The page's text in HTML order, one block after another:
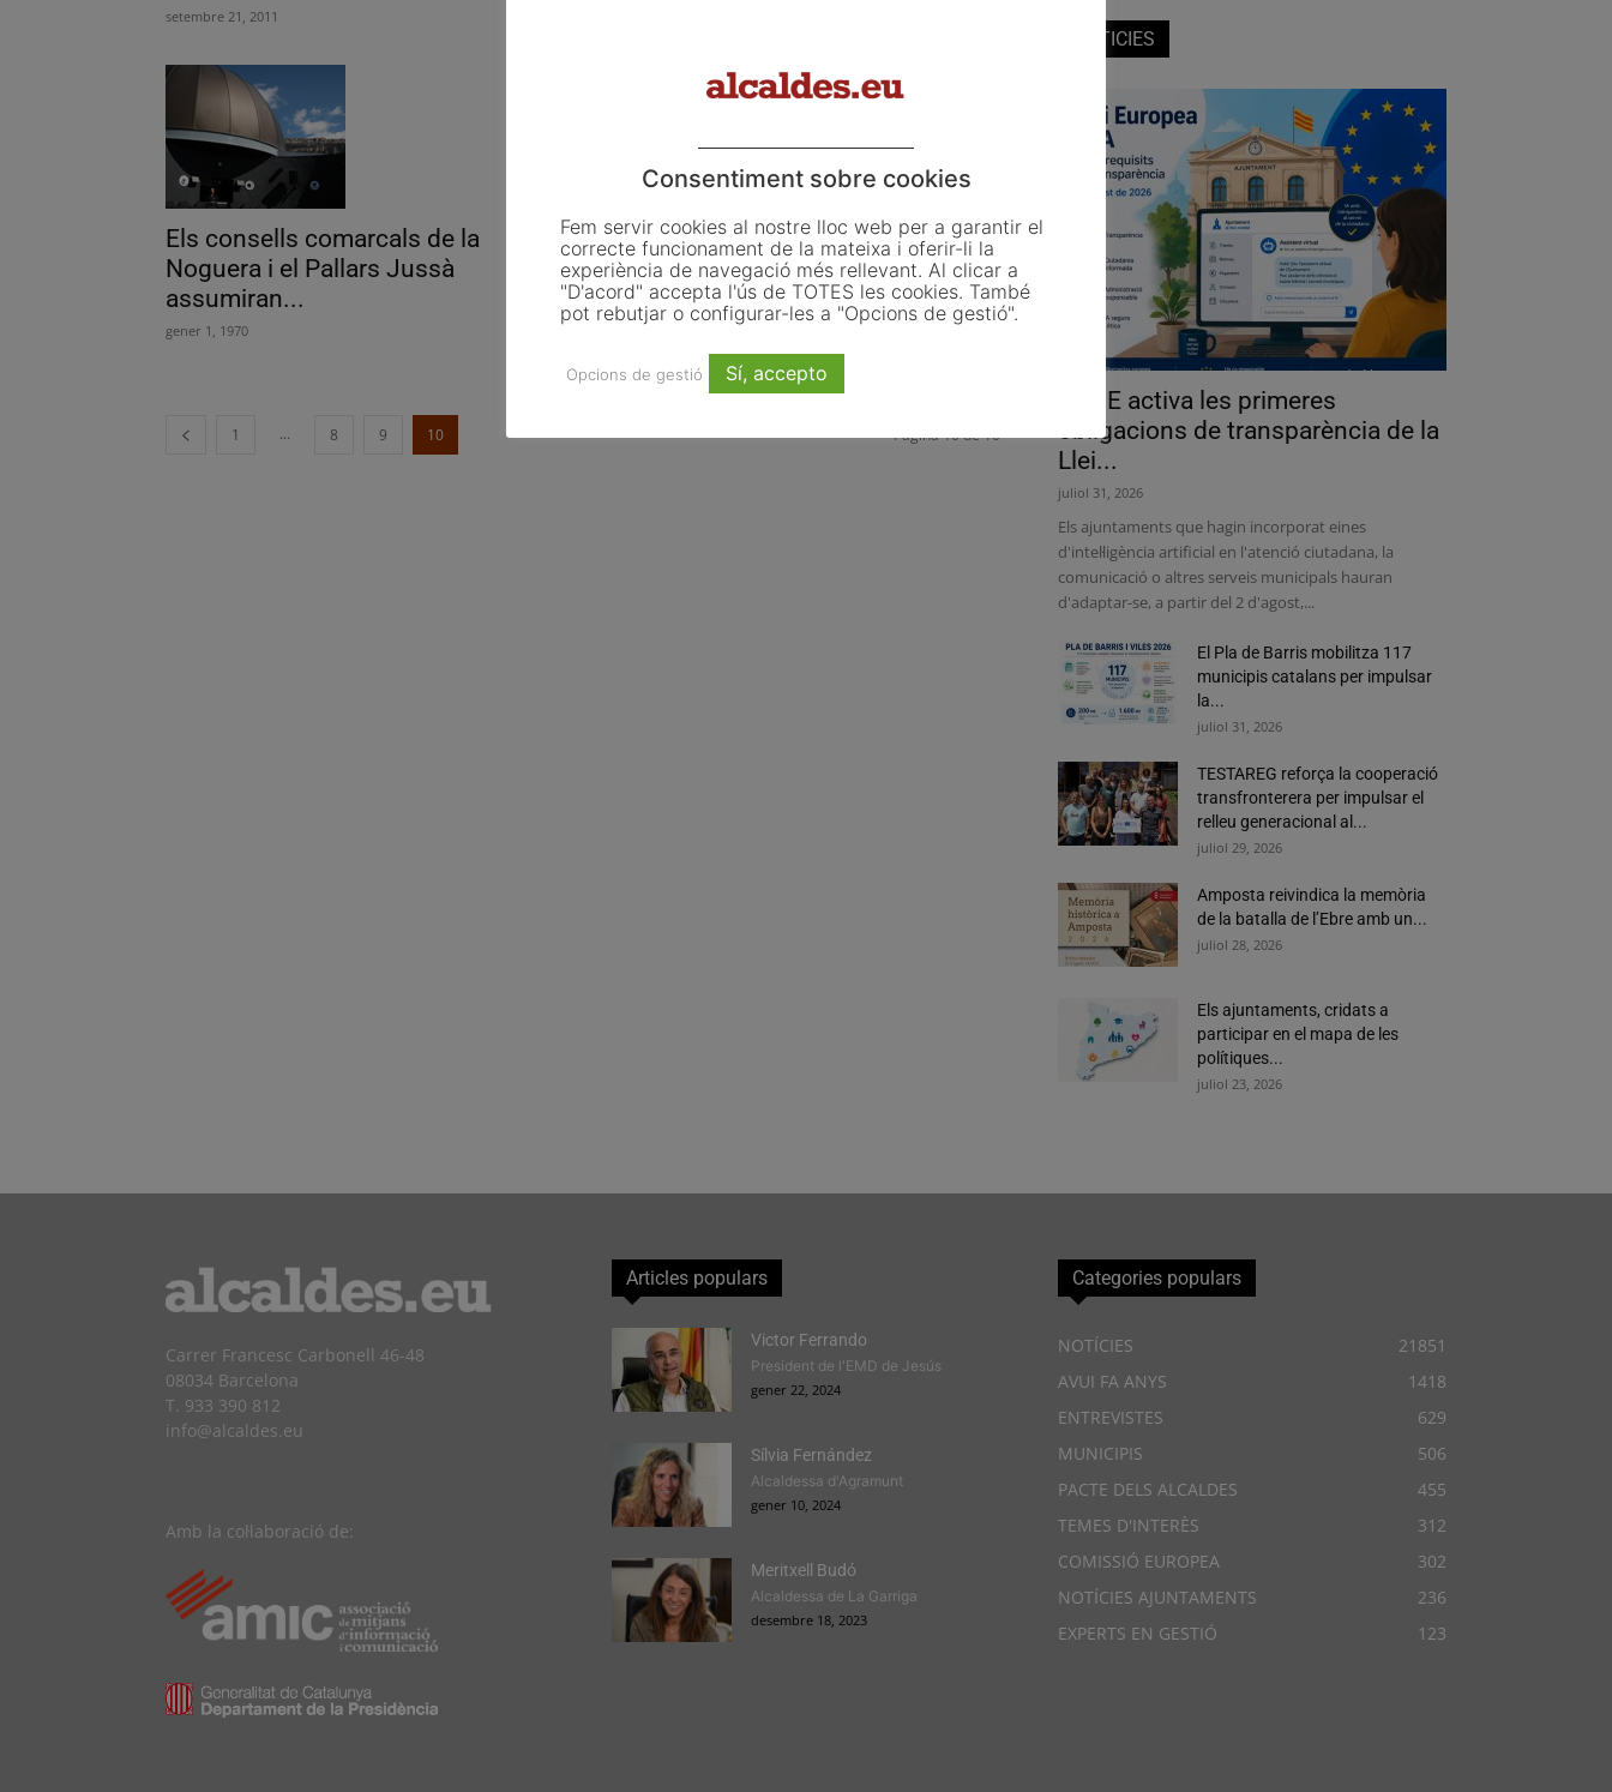
setembre 21, 2011
Els consells comarcals de la
Noguera i el Pallars Jussà
assumiran...
gener 1, 1970
1 ... 8 9 10 Pàgina 10 de 10
NOTICIES
La UE activa les primeres
obligacions de transparència de la
Llei...
juliol 31, 2026
Els ajuntaments que hagin incorporat eines
d'intel·ligència artificial en l'atenció ciutadana, la
comunicació o altres serveis municipals hauran
d'adaptar-se, a partir del 2 d'agost,...
El Pla de Barris mobilitza 117
municipis catalans per impulsar
la...
juliol 31, 2026
TESTAREG reforça la cooperació
transfronterera per impulsar el
relleu generacional al...
juliol 29, 2026
Amposta reivindica la memòria
de la batalla de l’Ebre amb un...
juliol 28, 2026
Els ajuntaments, cridats a
participar en el mapa de les
polítiques...
juliol 23, 2026
Carrer Francesc Carbonell 46-48
08034 Barcelona
T. 933 390 812
info@alcaldes.eu
Amb la col·laboració de:
Articles populars
Victor Ferrando
President de l'EMD de Jesús
gener 22, 2024
Sílvia Fernández
Alcaldessa d'Agramunt
gener 10, 2024
Meritxell Budó
Alcaldessa de La Garriga
desembre 18, 2023
Categories populars
NOTÍCIES
21851
AVUI FA ANYS
1418
ENTREVISTES
629
MUNICIPIS
506
PACTE DELS ALCALDES
455
TEMES D'INTERÈS
312
COMISSIÓ EUROPEA
302
NOTÍCIES AJUNTAMENTS
236
EXPERTS EN GESTIÓ
123
Consentiment sobre cookies
Fem servir cookies al nostre lloc web per a garantir el
correcte funcionament de la mateixa i oferir-li la
experiència de navegació més rellevant. Al clicar a
"D'acord" accepta l'ús de TOTES les cookies. També
pot rebutjar o configurar-les a "Opcions de gestió".
Opcions de gestió Sí, accepto